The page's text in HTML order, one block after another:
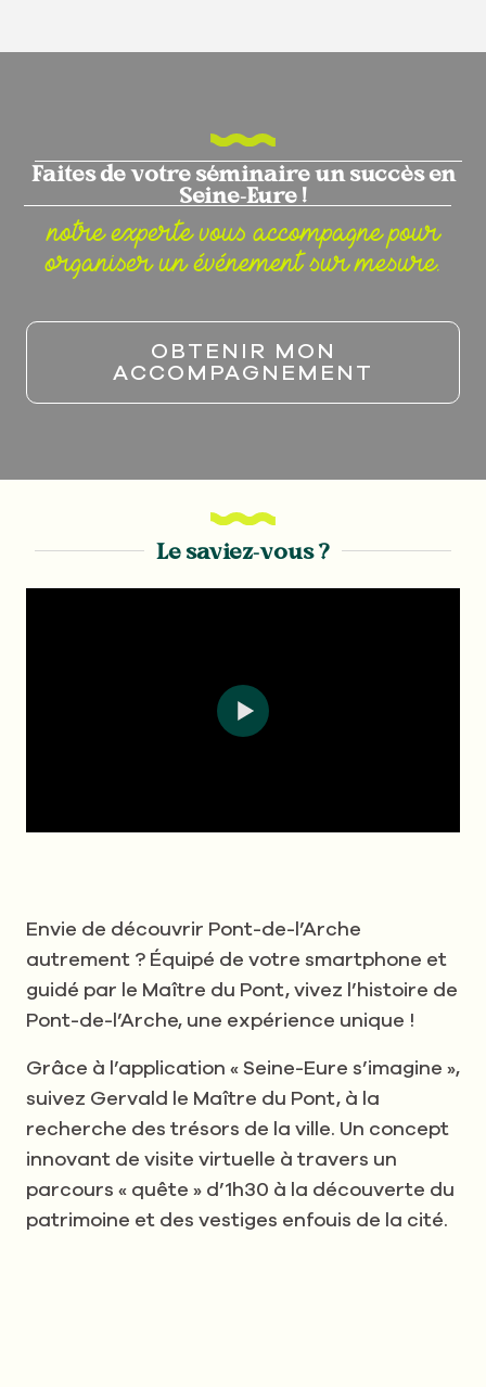
Faites de votre séminaire un succès en
Seine-Eure !
notre experte vous accompagne pour
organiser un événement sur mesure.
OBTENIR MON
ACCOMPAGNEMENT
Le saviez-vous ?
Envie de découvrir Pont-de-l’Arche
autrement ? Équipé de votre smartphone et
guidé par le Maître du Pont, vivez l’histoire de
Pont-de-l’Arche, une expérience unique !
Grâce à l’application « Seine-Eure s’imagine »,
suivez Gervald le Maître du Pont, à la
recherche des trésors de la ville. Un concept
innovant de visite virtuelle à travers un
parcours « quête » d’1h30 à la découverte du
patrimoine et des vestiges enfouis de la cité.